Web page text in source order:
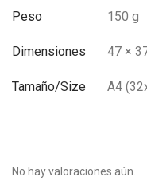
Peso 150 g
Dimensiones 47 ×
Tamaño/Size A4
No hay valoraciones aún.